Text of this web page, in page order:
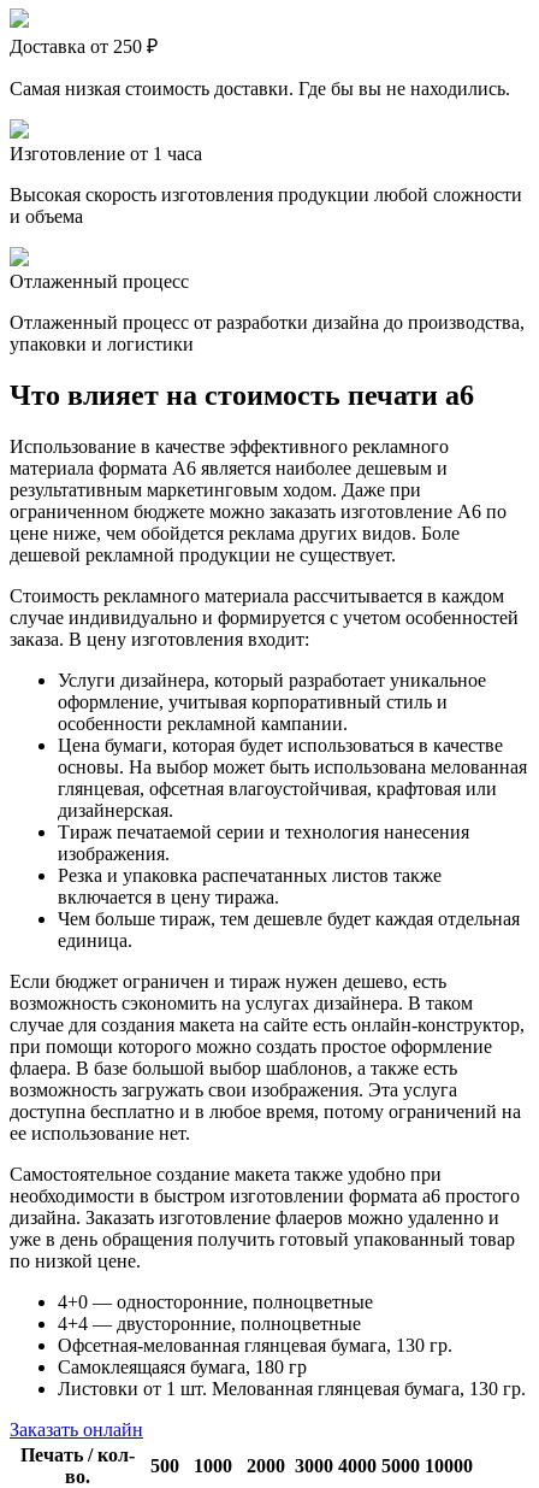
Доставка от 250 ₽
Самая низкая стоимость доставки. Где бы вы не находились.
Изготовление от 1 часа
Высокая скорость изготовления продукции любой сложности
и объема
Отлаженный процесс
Отлаженный процесс от разработки дизайна до производства,
упаковки и логистики
Что влияет на стоимость печати а6
Использование в качестве эффективного рекламного
материала формата А6 является наиболее дешевым и
результативным маркетинговым ходом. Даже при
ограниченном бюджете можно заказать изготовление А6 по
цене ниже, чем обойдется реклама других видов. Боле
дешевой рекламной продукции не существует.
Стоимость рекламного материала рассчитывается в каждом
случае индивидуально и формируется с учетом особенностей
заказа. В цену изготовления входит:
Услуги дизайнера, который разработает уникальное
оформление, учитывая корпоративный стиль и
особенности рекламной кампании.
Цена бумаги, которая будет использоваться в качестве
основы. На выбор может быть использована мелованная
глянцевая, офсетная влагоустойчивая, крафтовая или
дизайнерская.
Тираж печатаемой серии и технология нанесения
изображения.
Резка и упаковка распечатанных листов также
включается в цену тиража.
Чем больше тираж, тем дешевле будет каждая отдельная
единица.
Если бюджет ограничен и тираж нужен дешево, есть
возможность сэкономить на услугах дизайнера. В таком
случае для создания макета на сайте есть онлайн-конструктор,
при помощи которого можно создать простое оформление
флаера. В базе большой выбор шаблонов, а также есть
возможность загружать свои изображения. Эта услуга
доступна бесплатно и в любое время, потому ограничений на
ее использование нет.
Самостоятельное создание макета также удобно при
необходимости в быстром изготовлении формата а6 простого
дизайна. Заказать изготовление флаеров можно удаленно и
уже в день обращения получить готовый упакованный товар
по низкой цене.
4+0 — односторонние, полноцветные
4+4 — двусторонние, полноцветные
Офсетная-мелованная глянцевая бумага, 130 гр.
Самоклеящаяся бумага, 180 гр
Листовки от 1 шт. Мелованная глянцевая бумага, 130 гр.
Заказать онлайн
Печать / кол-
во.
500 1000 2000 3000 4000 5000 10000